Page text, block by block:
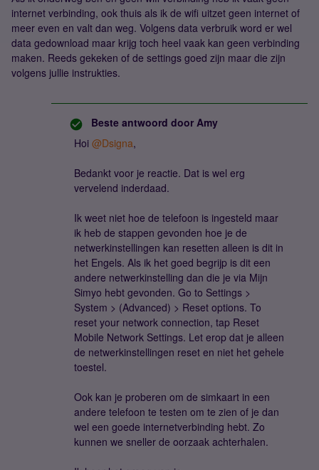
internet verbinding, ook thuis als ik de wifi uitzet geen internet of
meer even en valt dan weg. Volgens data verbruik word er wel
data gedownload maar krijg toch heel vaak kan geen verbinding
maken. Reeds gekeken of de settings goed zijn maar die zijn
volgens jullie instrukties.
Beste antwoord door Amy
Hoi ​ @Dsigna,
Bedankt voor je reactie. Dat is wel erg
vervelend inderdaad.
Ik weet niet hoe de telefoon is ingesteld maar
ik heb de stappen gevonden hoe je de
netwerkinstellingen kan resetten alleen is dit in
het Engels. Als ik het goed begrijp is dit een
andere netwerkinstelling dan die je via Mijn
Simyo hebt gevonden. Go to Settings >
System > (Advanced) > Reset options. To
reset your network connection, tap Reset
Mobile Network Settings. Let erop dat je alleen
de netwerkinstellingen reset en niet het gehele
toestel.
Ook kan je proberen om de simkaart in een
andere telefoon te testen om te zien of je dan
wel een goede internetverbinding hebt. Zo
kunnen we sneller de oorzaak achterhalen.